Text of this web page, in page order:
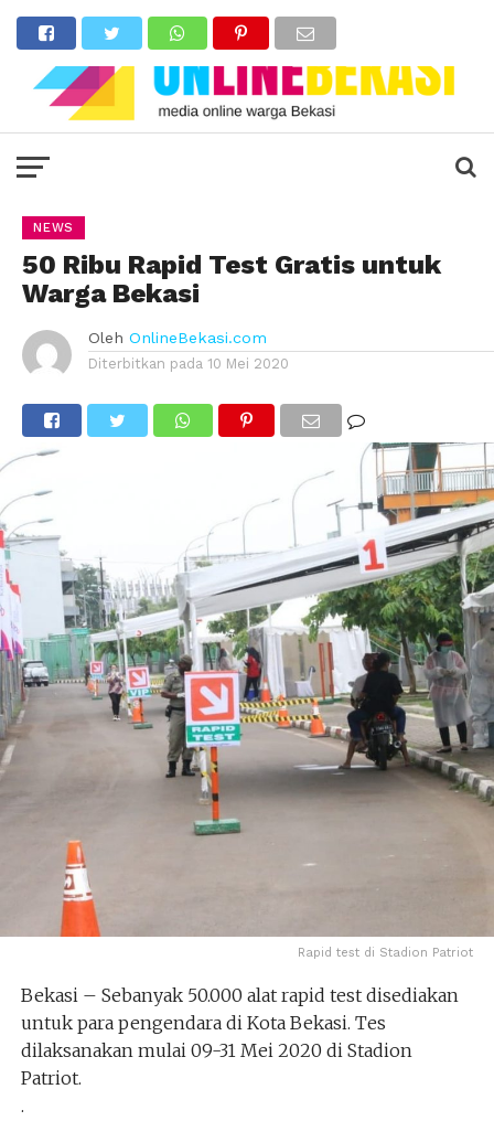
NEWS
50 Ribu Rapid Test Gratis untuk
Warga Bekasi
Oleh OnlineBekasi.com
Diterbitkan pada 10 Mei 2020
Rapid test di Stadion Patriot
Bekasi – Sebanyak 50.000 alat rapid test disediakan
untuk para pengendara di Kota Bekasi. Tes
dilaksanakan mulai 09-31 Mei 2020 di Stadion
Patriot.
.